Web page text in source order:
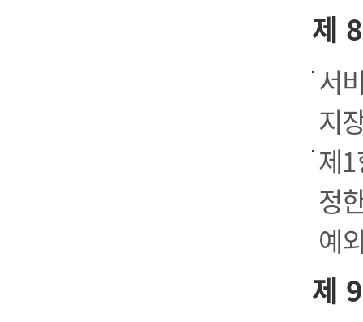
제
서
지
제
정
예
제